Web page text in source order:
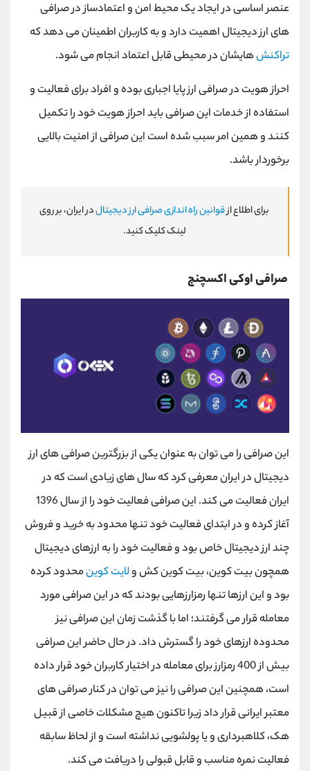
عنصر اساسی در ایجاد یک محیط امن و اعتمادساز در صرافی
‌های ارز دیجیتال اهمیت دارد و به کاربران اطمینان می ‌دهد که
تراکنش‌هایشان در محیطی قابل اعتماد انجام می ‌شود.
احراز هویت در صرافی ارز پایا اجباری بوده و افراد برای فعالیت و
استفاده از خدمات این صرافی باید احراز هویت خود را تکمیل
کنند و همین امر سبب شده است این صرافی از امنیت بالایی
برخوردار باشد.
برای اطلاع ازقوانین راه اندازی صرافی ارز دیجیتالدر ایران، بر روی
لینک کلیک کنید.
صرافی اوکی اکسچنج
این صرافی را می توان به عنوان یکی از بزرگترین صرافی های ارز
دیجیتال در ایران معرفی کرد که سال های زیادی است که در
ایران فعالیت می کند. این صرافی فعالیت خود را از سال 1396
آغاز کرده و در ابتدای فعالیت خود تنها محدود به خرید و فروش
چند ارز دیجیتال خاص بود و فعالیت خود را به ارزهای دیجیتال
همچون بیت کوین، بیت کوین کش ولایت کوینمحدود کرده
بود و این ارزها تنها رمزارزهایی بودند که در این صرافی مورد
معامله قرار می ‌گرفتند؛ اما با گذشت زمان این صرافی نیز
محدوده ارزهای خود را گسترش داد. در حال حاضر این صرافی
بیش از 400 رمزارز برای معامله در اختیار کاربران خود قرار داده
است، همچنین این صرافی را نیز می توان در کنار صرافی های
معتبر ایرانی قرار داد زیرا تاکنون هیچ مشکلات خاصی از قبیل
هک، کلاهبرداری و یا پولشویی نداشته است و از لحاظ سابقه
فعالیت نمره مناسب و قابل قبولی را دریافت می ‌کند.